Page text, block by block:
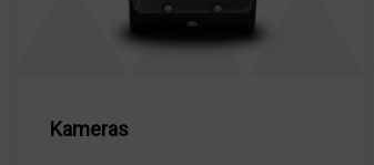
Kameras